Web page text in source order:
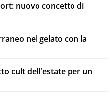
nuovo concetto di
nel gelato con la
cult dell'estate per un